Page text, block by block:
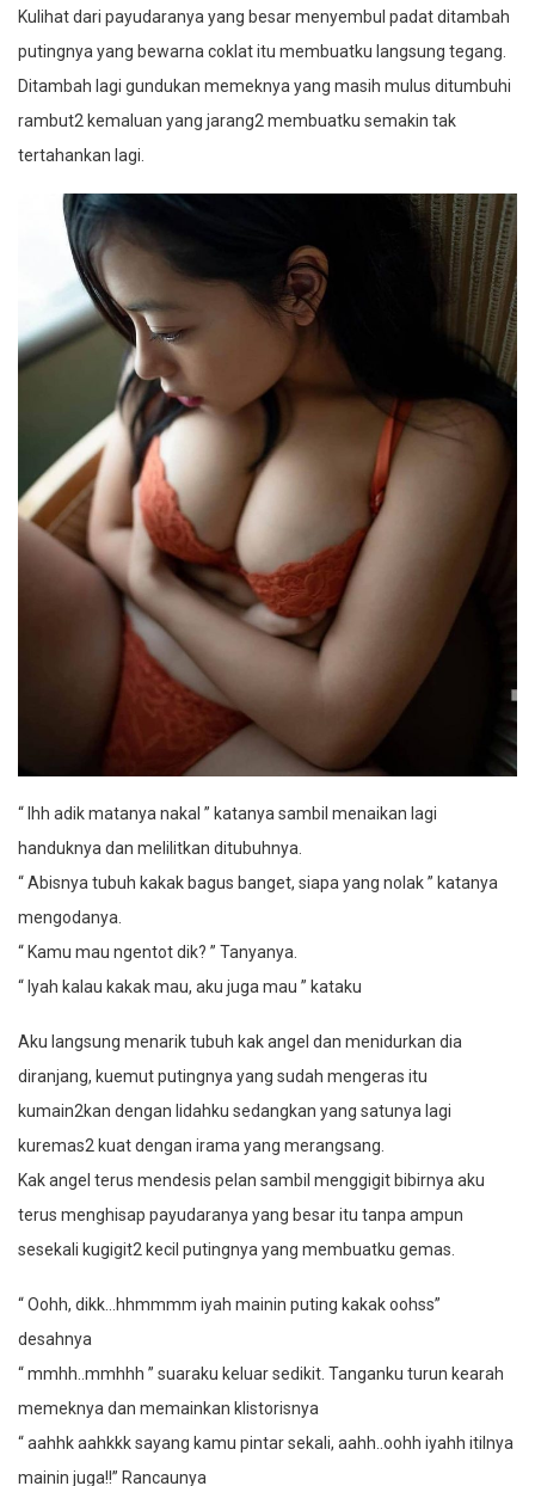
Kulihat dari payudaranya yang besar menyembul padat ditambah
putingnya yang bewarna coklat itu membuatku langsung tegang.
Ditambah lagi gundukan memeknya yang masih mulus ditumbuhi
rambut2 kemaluan yang jarang2 membuatku semakin tak
tertahankan lagi.
“ Ihh adik matanya nakal ” katanya sambil menaikan lagi
handuknya dan melilitkan ditubuhnya.
“ Abisnya tubuh kakak bagus banget, siapa yang nolak ” katanya
mengodanya.
“ Kamu mau ngentot dik? ” Tanyanya.
“ Iyah kalau kakak mau, aku juga mau ” kataku
Aku langsung menarik tubuh kak angel dan menidurkan dia
diranjang, kuemut putingnya yang sudah mengeras itu
kumain2kan dengan lidahku sedangkan yang satunya lagi
kuremas2 kuat dengan irama yang merangsang.
Kak angel terus mendesis pelan sambil menggigit bibirnya aku
terus menghisap payudaranya yang besar itu tanpa ampun
sesekali kugigit2 kecil putingnya yang membuatku gemas.
“ Oohh, dikk…hhmmmm iyah mainin puting kakak oohss”
desahnya
“ mmhh..mmhhh ” suaraku keluar sedikit. Tanganku turun kearah
memeknya dan memainkan klistorisnya
“ aahhk aahkkk sayang kamu pintar sekali, aahh..oohh iyahh itilnya
mainin juga!!” Rancaunya